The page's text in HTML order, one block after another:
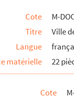
Cote
M-
Titre
Ville
Langue
matérielle
22
Cote